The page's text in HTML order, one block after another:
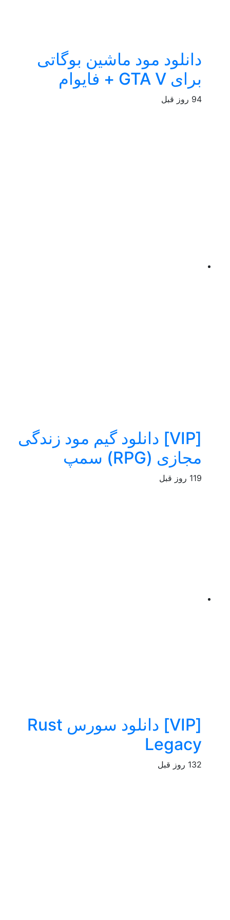
دانلود مود ماشین بوگاتی
برای GTA V + فایوام
94 روز قبل
[VIP] دانلود گیم مود زندگی
مجازی (RPG) سمپ
119 روز قبل
[VIP] دانلود سورس Rust
Legacy
132 روز قبل